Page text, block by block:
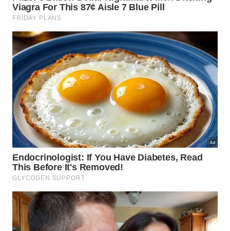
Exercícios, hidratação e proteção solar diária garantem a
firmeza da pele do pescoço e do colo. -Imagem gerada
por IA
Qual é a frequência ideal para
prevenir o ressecamento e a
flacidez?
A hidratação deve fazer parte da rotina diária,
preferencialmente pela manhã e à noite. O uso
regular de produtos hidratantes e ingredientes
naturais ajuda a preservar a barreira de proteção da
pele e reduz a perda de água.
Já as máscaras caseiras podem ser aplicadas uma
ou duas vezes por semana, enquanto os exercícios